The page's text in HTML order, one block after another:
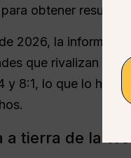
obtener
2026, la
que rivalizan con
y 8:1, lo que lo
a tierra de la